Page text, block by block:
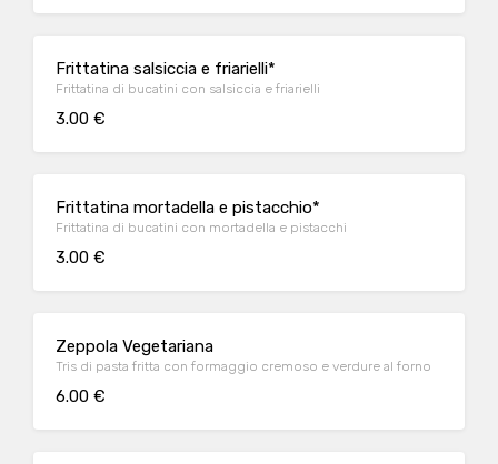
Frittatina salsiccia e friarielli*
Frittatina di bucatini con salsiccia e friarielli
3.00 €
Frittatina mortadella e pistacchio*
Frittatina di bucatini con mortadella e pistacchi
3.00 €
Zeppola Vegetariana
Tris di pasta fritta con formaggio cremoso e verdure al forno
6.00 €